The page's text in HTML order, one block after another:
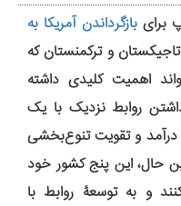
برایبازگرداندن آمریکا به
و ترکمنستان که
اهمیت کلیدی داشته
روابط نزدیک با یک
و تقویت تنوع‌بخشی
حال، این پنج کشور خود
و به توسعۀ روابط با